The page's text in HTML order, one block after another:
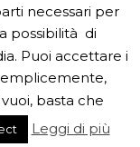
per
scrivici a
necessari per
possibilità di
Puoi accettare i
basta che
Leggi di più